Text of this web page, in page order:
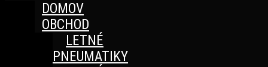
DOMOV
OBCHOD
LETNÉ
PNEUMATIKY